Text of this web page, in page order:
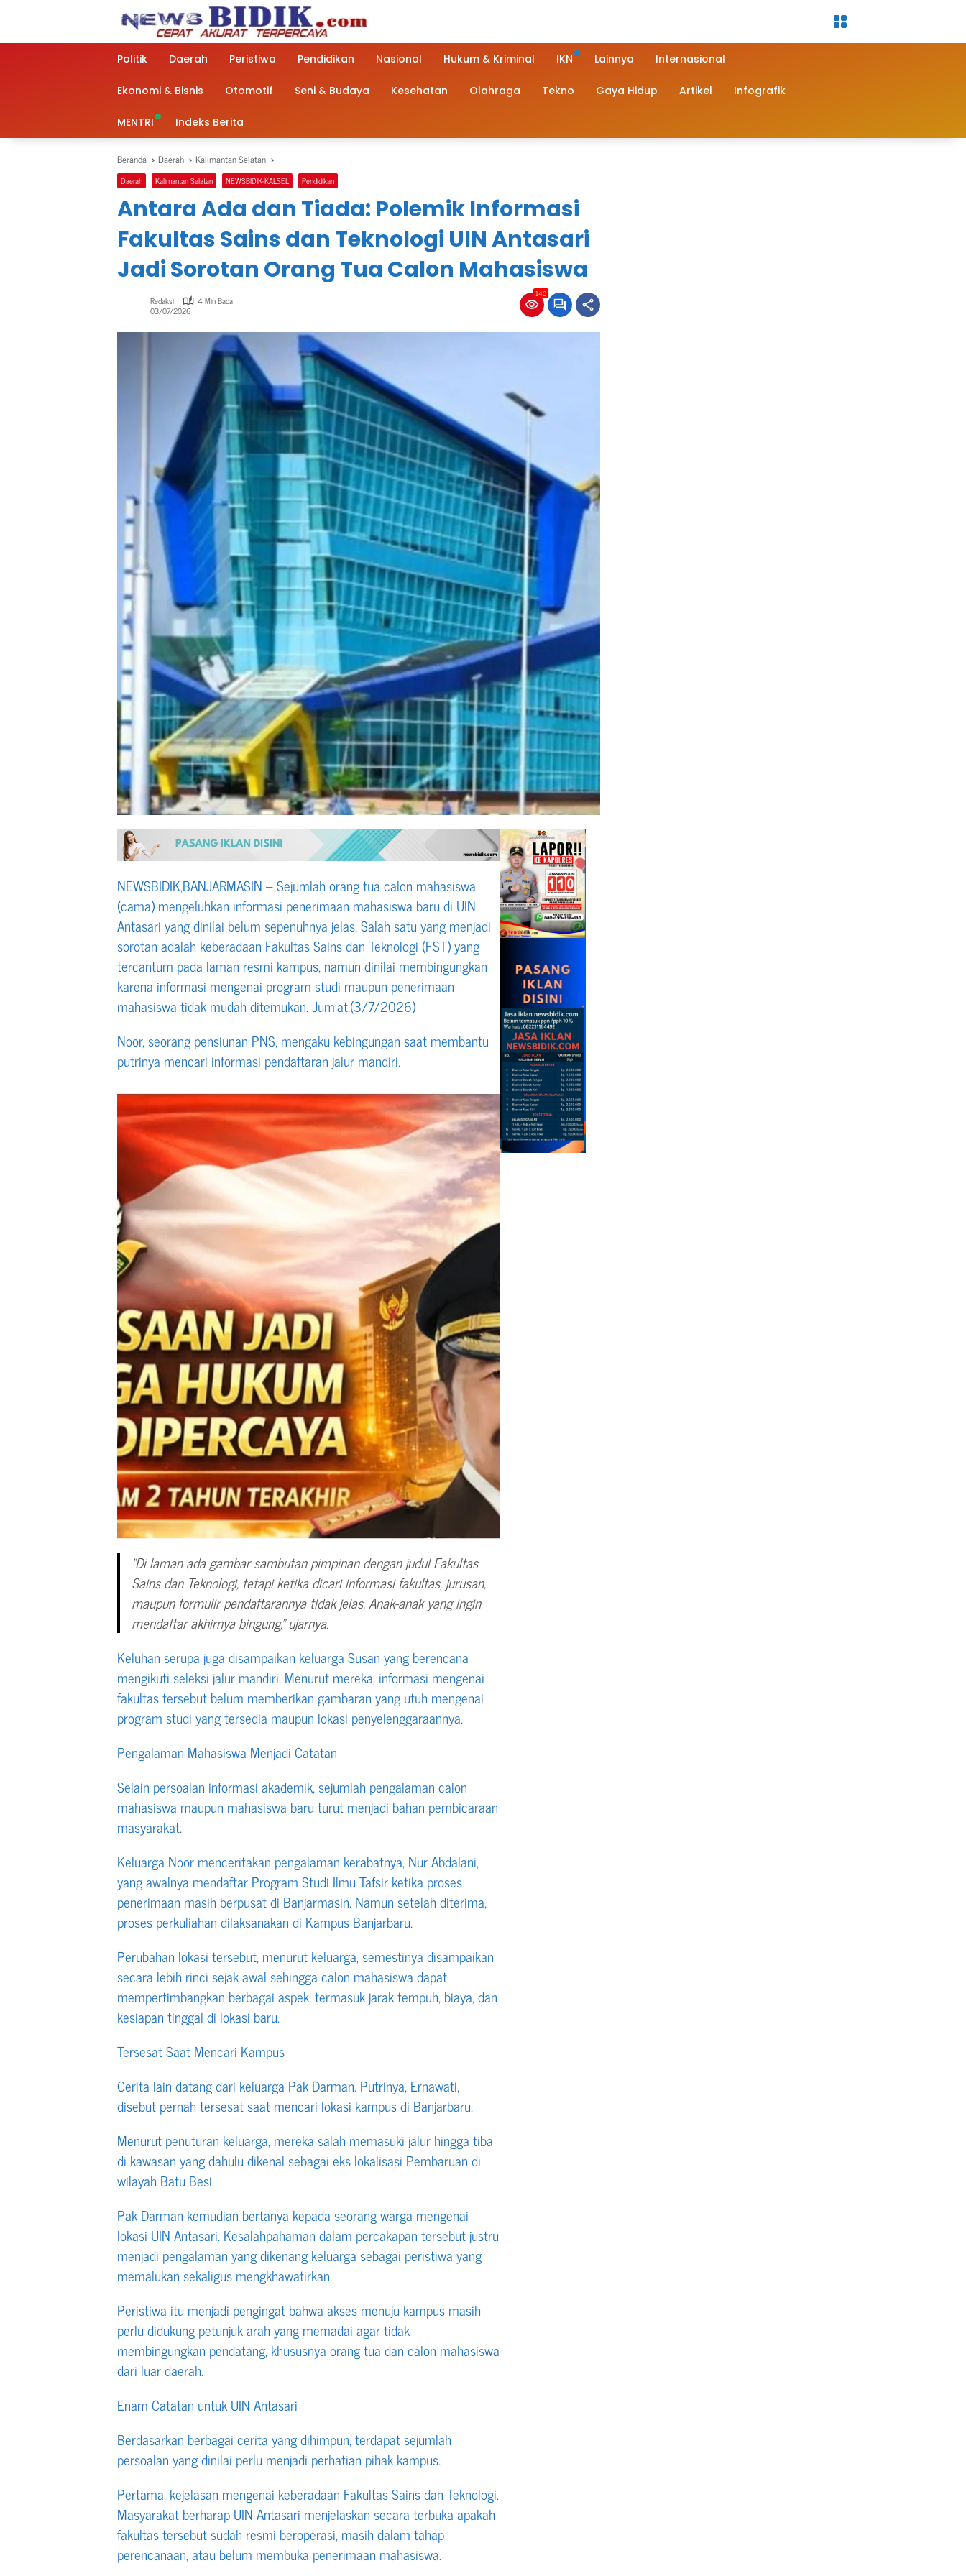
Politik Daerah Peristiwa Pendidikan Nasional Hukum & Kriminal IKN Lainnya Internasional
Ekonomi & Bisnis Otomotif Seni & Budaya Kesehatan Olahraga Tekno Gaya Hidup Artikel Infografik
MENTRI Indeks Berita
Beranda Daerah Kalimantan Selatan
Daerah Kalimantan Selatan NEWSBIDIK-KALSEL Pendidikan
Antara Ada dan Tiada: Polemik Informasi
Fakultas Sains dan Teknologi UIN Antasari
Jadi Sorotan Orang Tua Calon Mahasiswa
Redaksi 4 Min Baca
03/07/2026
140
NEWSBIDIK,BANJARMASIN – Sejumlah orang tua calon mahasiswa
(cama) mengeluhkan informasi penerimaan mahasiswa baru di UIN
Antasari yang dinilai belum sepenuhnya jelas. Salah satu yang menjadi
sorotan adalah keberadaan Fakultas Sains dan Teknologi (FST) yang
tercantum pada laman resmi kampus, namun dinilai membingungkan
karena informasi mengenai program studi maupun penerimaan
mahasiswa tidak mudah ditemukan. Jum’at,(3/7/2026)
Noor, seorang pensiunan PNS, mengaku kebingungan saat membantu
putrinya mencari informasi pendaftaran jalur mandiri.
“Di laman ada gambar sambutan pimpinan dengan judul Fakultas
Sains dan Teknologi, tetapi ketika dicari informasi fakultas, jurusan,
maupun formulir pendaftarannya tidak jelas. Anak-anak yang ingin
mendaftar akhirnya bingung,” ujarnya.
Keluhan serupa juga disampaikan keluarga Susan yang berencana
mengikuti seleksi jalur mandiri. Menurut mereka, informasi mengenai
fakultas tersebut belum memberikan gambaran yang utuh mengenai
program studi yang tersedia maupun lokasi penyelenggaraannya.
Pengalaman Mahasiswa Menjadi Catatan
Selain persoalan informasi akademik, sejumlah pengalaman calon
mahasiswa maupun mahasiswa baru turut menjadi bahan pembicaraan
masyarakat.
Keluarga Noor menceritakan pengalaman kerabatnya, Nur Abdalani,
yang awalnya mendaftar Program Studi Ilmu Tafsir ketika proses
penerimaan masih berpusat di Banjarmasin. Namun setelah diterima,
proses perkuliahan dilaksanakan di Kampus Banjarbaru.
Perubahan lokasi tersebut, menurut keluarga, semestinya disampaikan
secara lebih rinci sejak awal sehingga calon mahasiswa dapat
mempertimbangkan berbagai aspek, termasuk jarak tempuh, biaya, dan
kesiapan tinggal di lokasi baru.
Tersesat Saat Mencari Kampus
Cerita lain datang dari keluarga Pak Darman. Putrinya, Ernawati,
disebut pernah tersesat saat mencari lokasi kampus di Banjarbaru.
Menurut penuturan keluarga, mereka salah memasuki jalur hingga tiba
di kawasan yang dahulu dikenal sebagai eks lokalisasi Pembaruan di
wilayah Batu Besi.
Pak Darman kemudian bertanya kepada seorang warga mengenai
lokasi UIN Antasari. Kesalahpahaman dalam percakapan tersebut justru
menjadi pengalaman yang dikenang keluarga sebagai peristiwa yang
memalukan sekaligus mengkhawatirkan.
Peristiwa itu menjadi pengingat bahwa akses menuju kampus masih
perlu didukung petunjuk arah yang memadai agar tidak
membingungkan pendatang, khususnya orang tua dan calon mahasiswa
dari luar daerah.
Enam Catatan untuk UIN Antasari
Berdasarkan berbagai cerita yang dihimpun, terdapat sejumlah
persoalan yang dinilai perlu menjadi perhatian pihak kampus.
Pertama, kejelasan mengenai keberadaan Fakultas Sains dan Teknologi.
Masyarakat berharap UIN Antasari menjelaskan secara terbuka apakah
fakultas tersebut sudah resmi beroperasi, masih dalam tahap
perencanaan, atau belum membuka penerimaan mahasiswa.